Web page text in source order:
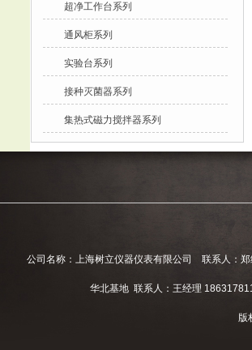
超净工作台系列
通风柜系列
实验台系列
接种灭菌器系列
集热式磁力搅拌器系列
公司名称：上海树立仪器仪表有限公司 联系人：
华北基地 联系人：王经理
版